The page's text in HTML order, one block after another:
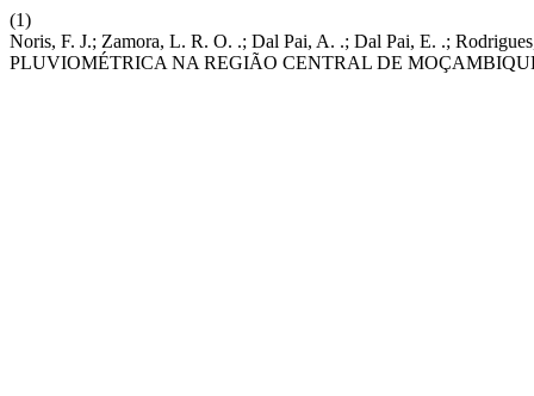
(1)
Noris, F. J.; Zamora, L. R. O. .; Dal Pai, A. .; Dal Pai, E. .;
PLUVIOMÉTRICA NA REGIÃO CENTRAL DE